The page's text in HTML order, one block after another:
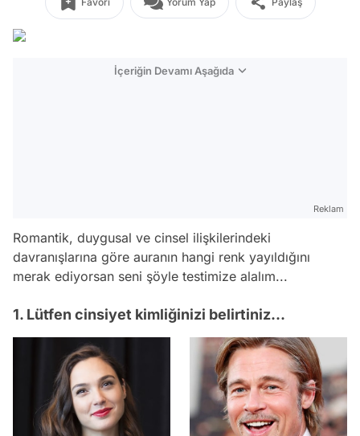
İçeriğin Devamı Aşağıda
Reklam
Romantik, duygusal ve cinsel ilişkilerindeki
davranışlarına göre auranın hangi renk yayıldığını
merak ediyorsan seni şöyle testimize alalım...
1. Lütfen cinsiyet kimliğinizi belirtiniz...